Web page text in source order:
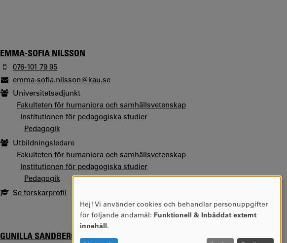
EMMA-SOFIA NILSSON
076-101 79 95
emma-sofia.nilsson@kau.se
Universitetsadjunkt
Fakulteten för humaniora och samhällsvetenskap
Institutionen för pedagogiska studier
Pedagogik
Utbildningsledare
Fakulteten för humaniora och samhällsvetenskap
Institutionen för pedagogiska studier
Pedagogik
Se forskarprofil
GUNILLA SANDBERG
ANVÄNDNING
AV
Hej! Vi använder cookies och behandlar personuppgifter
för följande ändamål: Funktionell & Inbäddat externt
innehåll.